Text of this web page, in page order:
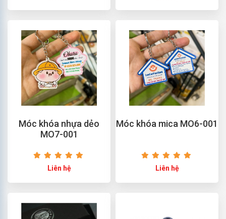
Móc khóa nhựa dẻo
MO7-001
Liên hệ
Móc khóa mica MO6-001
Liên hệ